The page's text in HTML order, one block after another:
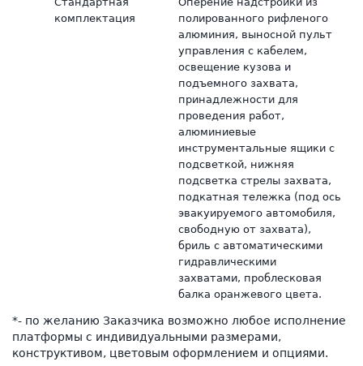
комплектация
полированного рифленого
алюминия, выносной пульт
управления с кабелем,
освещение кузова и
подъемного захвата,
принадлежности для
проведения работ,
алюминиевые
инструментальные ящики с
подсветкой, нижняя
подсветка стрелы захвата,
подкатная тележка (под ось
эвакуируемого автомобиля,
свободную от захвата),
бриль с автоматическими
гидравлическими
захватами, проблесковая
балка оранжевого цвета.
*- по желанию Заказчика возможно любое исполнение
платформы с индивидуальными размерами,
конструктивом, цветовым оформлением и опциями.